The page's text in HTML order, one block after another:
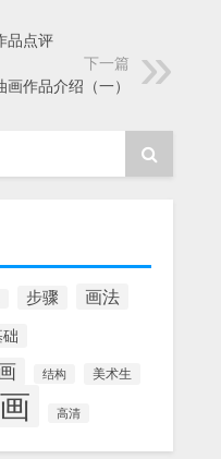
品点评
下一篇
作品介绍（一）
步骤 画法
结构 美术生
高清